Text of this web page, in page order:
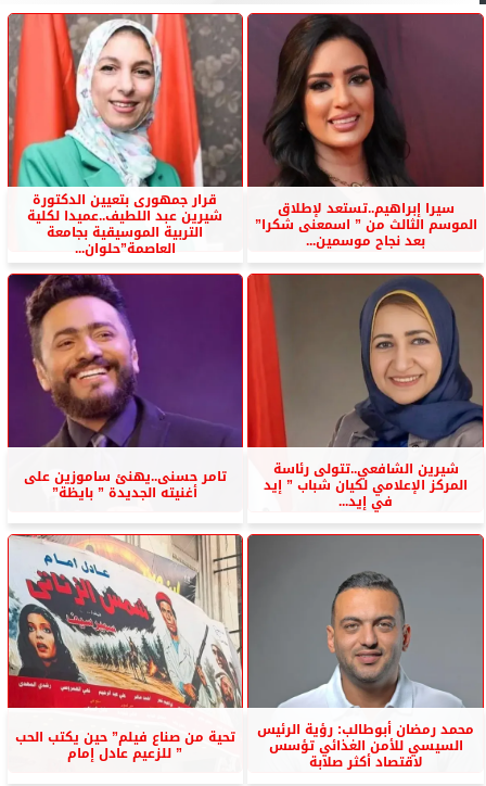
سيرا إبراهيم..تستعد لإطلاق
الموسم الثالث من ” اسمعنى شكرا”
بعد نجاح موسمين...
قرار جمهورى بتعيين الدكتورة
شيرين عبد اللطيف..عميدا لكلية
التربية الموسيقية بجامعة
العاصمة”حلوان...
شيرين الشافعي..تتولى رئاسة
المركز الإعلامي لكيان شباب ” إيد
في إيد...
تامر حسنى..يهنئ ساموزين على
أغنيته الجديدة ” بايظة”
محمد رمضان أبوطالب: رؤية الرئيس
السيسي للأمن الغذائي تؤسس
لاقتصاد أكثر صلابة
تحية من صناع فيلم” حين يكتب الحب
” للزعيم عادل إمام